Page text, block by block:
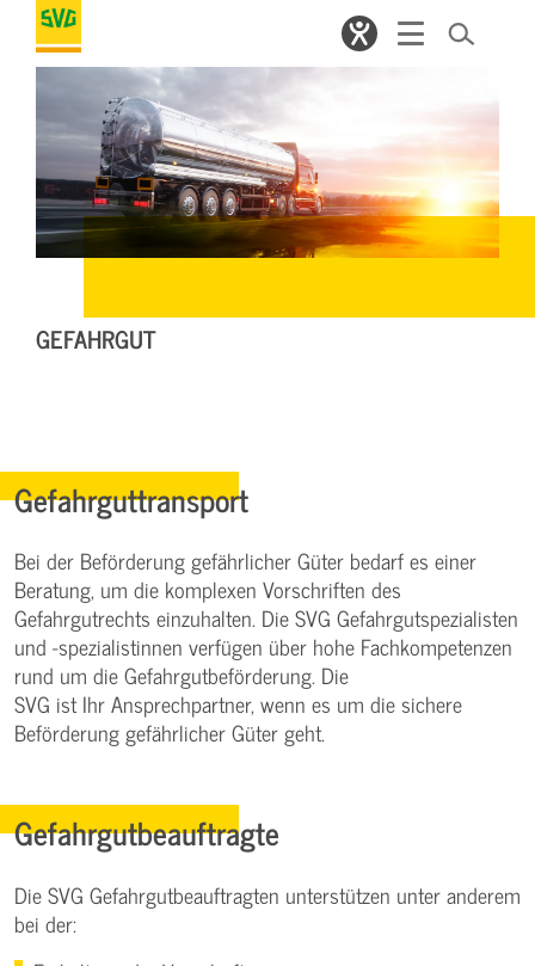
GEFAHRGUT
Gefahrguttransport
Bei der Beförderung gefährlicher Güter bedarf es einer
Beratung, um die komplexen Vorschriften des
Gefahrgutrechts einzuhalten. Die SVG Gefahrgutspezialisten
und -spezialistinnen verfügen über hohe Fachkompetenzen
rund um die Gefahrgutbeförderung. Die
SVG ist Ihr Ansprechpartner, wenn es um die sichere
Beförderung gefährlicher Güter geht.
Gefahrgutbeauftragte
Die SVG Gefahrgutbeauftragten unterstützen unter anderem
bei der: